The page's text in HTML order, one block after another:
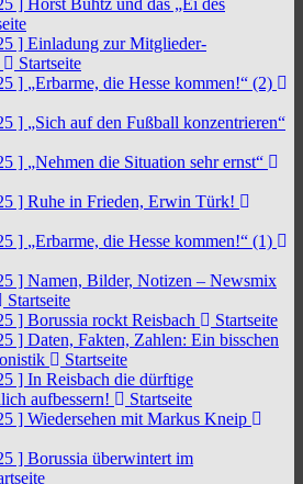
] Horst Buhtz und das „Ei des
] Einladung zur Mitglieder-
Startseite
] „Erbarme, die Hesse kommen!“ (2)
] „Sich auf den Fußball konzentrieren“
] „Nehmen die Situation sehr ernst“
] Ruhe in Frieden, Erwin Türk!
] „Erbarme, die Hesse kommen!“ (1)
] Namen, Bilder, Notizen – Newsmix
Startseite
] Borussia rockt Reisbach
Startseite
] Daten, Fakten, Zahlen: Ein bisschen
Startseite
] In Reisbach die dürftige
aufbessern!
Startseite
] Wiedersehen mit Markus Kneip
] Borussia überwintert im